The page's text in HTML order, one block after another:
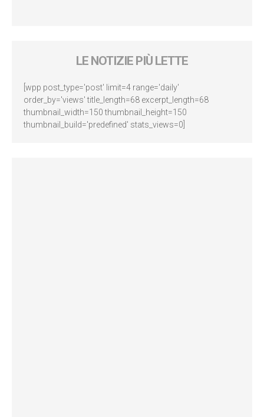
LE NOTIZIE PIÙ LETTE
[wpp post_type='post' limit=4 range='daily'
order_by='views' title_length=68 excerpt_length=68
thumbnail_width=150 thumbnail_height=150
thumbnail_build='predefined' stats_views=0]